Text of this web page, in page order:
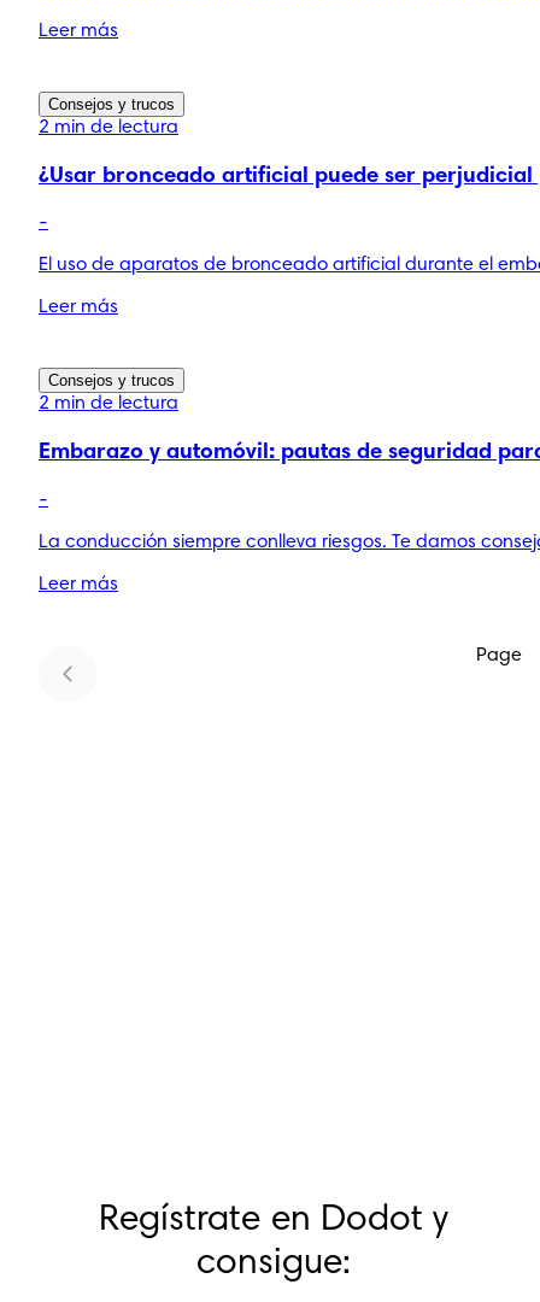
Leer más
Consejos y trucos
2 min de lectura
¿Usar bronceado artificial puede ser perjudicial
-
El uso de aparatos de bronceado artificial durante el
Leer más
Consejos y trucos
2 min de lectura
Embarazo y automóvil: pautas de seguridad
-
La conducción siempre conlleva riesgos. Te damos
Leer más
Page
Regístrate en Dodot y
consigue: